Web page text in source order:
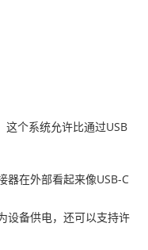
个系统允许比通过USB
在外部看起来像USB-C
备供电，还可以支持许